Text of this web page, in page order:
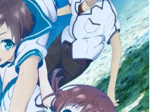
雪哉：島﨑信長白崎祐：山下大輝深
水陽菜：東山奈央白崎百：茅野愛衣
スタッフ原作：カゼミチ監督：西村
純二副監督：安斎剛文シリーズ構
成：佐藤梨香 西村ジュンジキャラ
クターデザイン・総作画監督：竹下
美紀美術監督：本田敏恵撮影監督：
並木智3D監督：春田幸祐色彩設計：